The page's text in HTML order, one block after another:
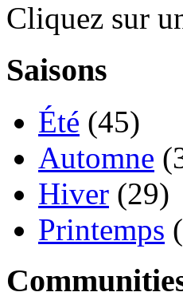
Cliquez sur
Saisons
Été (45)
Automne
Hiver (29)
Printemps